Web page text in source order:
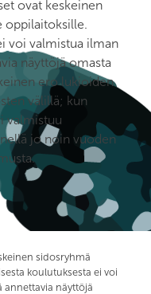
ovat keskeinen
oppilaitoksille.
voi valmistua ilman
näyttöjä omasta
ero lukioiden
välillä; kun
valmistuu
jo noin vuoden
sidosryhmä
koulutuksesta ei voi
annettavia näyttöjä